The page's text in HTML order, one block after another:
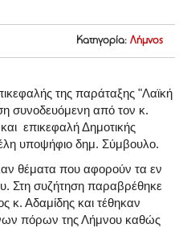
Κατηγορία: Λήμνος
της παράταξης "Λαϊκή
συνοδευόμενη από τον κ.
επικεφαλή Δημοτικής
υποψήφιο δημ. Σύμβουλο.
θέματα που αφορούν τα εν
Στη συζήτηση παραβρέθηκε
κ. Αδαμίδης και τέθηκαν
πόρων της Λήμνου καθώς